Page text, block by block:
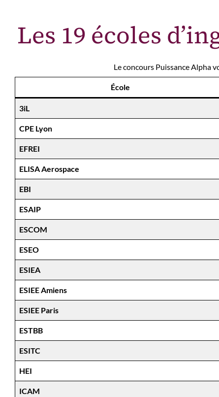
Les 19 écoles
Le concours Puissance Alpha
École
3iL
CPE Lyon
EFREI
ELISA Aerospace
EBI
ESAIP
ESCOM
ESEO
ESIEA
ESIEE Amiens
ESIEE Paris
ESTBB
ESITC
HEI
ICAM